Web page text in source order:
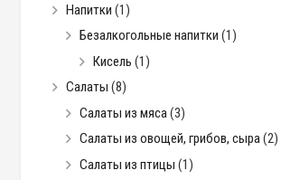
Напитки (1)
Безалкогольные напитки (1)
Кисель (1)
Салаты (8)
Салаты из мяса(3)
Салаты из овощей, грибов, сыра(2)
Салаты из птицы (1)